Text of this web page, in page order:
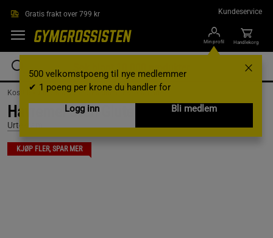
Gratis frakt over 799 kr Kundeservice
Min profil
500 velkomstpoeng til nye medlemmer
✔ 1 poeng per krone du handler for
Logg inn
Bli medlem
Handlekorg
Kosttilskudd / Matvarer /Baking og Matlaging
Havremel Uten Gluten, 500 gram
Urtekram
KJØP FLER, SPAR MER